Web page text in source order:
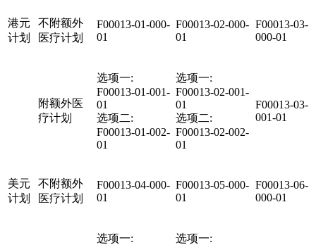
港元
计划
不附额外
医疗计划
F00013-01-000-
01
F00013-02-000-
01
F00013-03-
000-01
附额外医
疗计划
选项一:
F00013-01-001-
01
选项二:
F00013-01-002-
01
选项一:
F00013-02-001-
01
选项二:
F00013-02-002-
01
F00013-03-
001-01
美元
计划
不附额外
医疗计划
F00013-04-000-
01
F00013-05-000-
01
F00013-06-
000-01
选项一:
选项一: